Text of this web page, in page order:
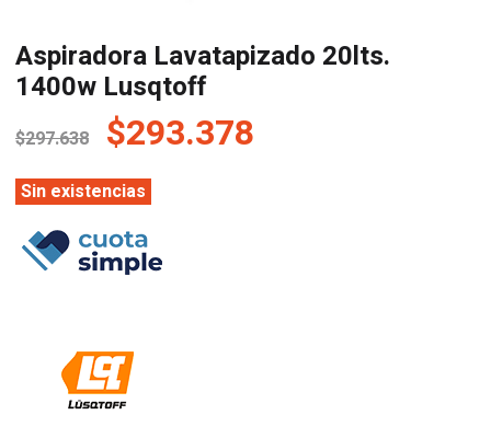
Aspiradora Lavatapizado 20lts.
1400w Lusqtoff
$297.638 El
precio
original
era:
$297.638.
$293.378
Sin existencias